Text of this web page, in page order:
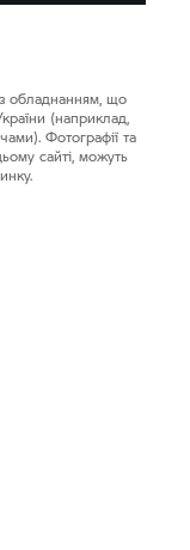
з обладнанням, що
(наприклад,
Фотографії та
сайті, можуть